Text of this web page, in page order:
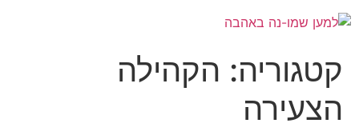
קטגוריה: הקהילה
הצעירה